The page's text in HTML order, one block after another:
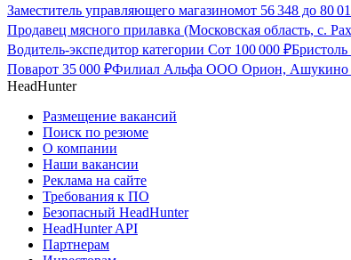
Заместитель управляющего магазиномот 56 348 до 80
Продавец мясного прилавка (Московская область, с.
Водитель-экспедитор категории Сот 100 000 ₽
Поварот 35 000 ₽Филиал Альфа ООО Орион, Ашукино
HeadHunter
Размещение вакансий
Поиск по резюме
О компании
Наши вакансии
Реклама на сайте
Требования к ПО
Безопасный HeadHunter
HeadHunter API
Партнерам